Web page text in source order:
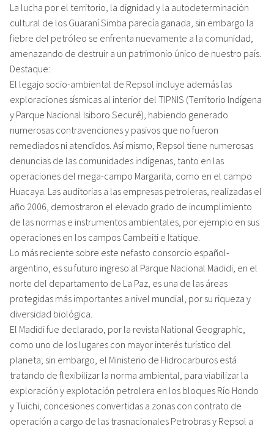
La lucha por el territorio, la dignidad y la autodeterminación
cultural de los Guaraní Simba parecía ganada, sin embargo la
fiebre del petróleo se enfrenta nuevamente a la comunidad,
amenazando de destruir a un patrimonio único de nuestro país.
Destaque:
El legajo socio-ambiental de Repsol incluye además las
exploraciones sísmicas al interior del TIPNIS (Territorio Indígena
y Parque Nacional Isiboro Securé), habiendo generado
numerosas contravenciones y pasivos que no fueron
remediados ni atendidos. Así mismo, Repsol tiene numerosas
denuncias de las comunidades indígenas, tanto en las
operaciones del mega-campo Margarita, como en el campo
Huacaya. Las auditorias a las empresas petroleras, realizadas el
año 2006, demostraron el elevado grado de incumplimiento
de las normas e instrumentos ambientales, por ejemplo en sus
operaciones en los campos Cambeiti e Itatique.
Lo más reciente sobre este nefasto consorcio español-
argentino, es su futuro ingreso al Parque Nacional Madidi, en el
norte del departamento de La Paz, es una de las áreas
protegidas más importantes a nivel mundial, por su riqueza y
diversidad biológica.
El Madidi fue declarado, por la revista National Geographic,
como uno de los lugares con mayor interés turístico del
planeta; sin embargo, el Ministerio de Hidrocarburos está
tratando de flexibilizar la norma ambiental, para viabilizar la
exploración y explotación petrolera en los bloques Río Hondo
y Tuichi, concesiones convertidas a zonas con contrato de
operación a cargo de las trasnacionales Petrobras y Repsol a